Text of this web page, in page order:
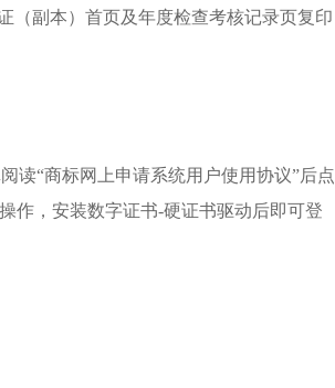
副本）首页及年度检查考核记录页复印
“商标网上申请系统用户使用协议”后点
作，安装数字证书-硬证书驱动后即可登